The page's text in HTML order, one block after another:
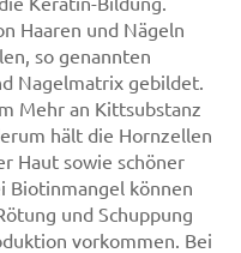
Haaren und Nägeln
so genannten
Nagelmatrix gebildet.
Mehr an Kittsubstanz
hält die Hornzellen
Haut sowie schöner
Biotinmangel können
und Schuppung
vorkommen. Bei